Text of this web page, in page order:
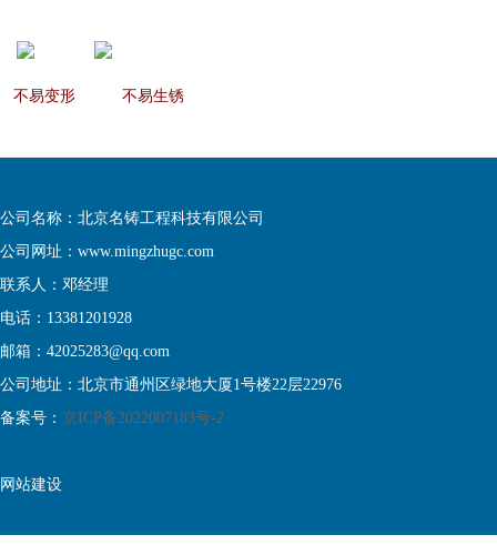
不易变形 不易生锈
公司名称：北京名铸工程科技有限公司
公司网址：www.mingzhugc.com
联系人：邓经理
电话：13381201928
邮箱：42025283@qq.com
公司地址：北京市通州区绿地大厦1号楼22层22976
备案号： 京ICP备2022007183号-2
网站建设